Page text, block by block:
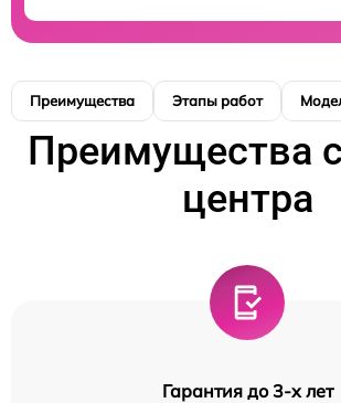
Преимущества Этапы работ
Преимущества
центра
Гарантия до 3-х лет